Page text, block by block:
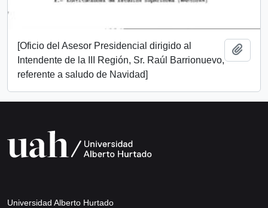
[Oficio del Asesor Presidencial dirigido al
Intendente de la III Región, Sr. Raúl Barrionuevo,
referente a saludo de Navidad]
Universidad Alberto Hurtado